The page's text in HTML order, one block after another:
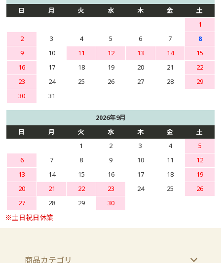
日
月 火 水 木 金
土
1
2
3 4 5 6 7
8
9
10 11 12 13 14
15
16
17 18 19 20 21
22
23
24 25 26 27 28
29
30
31
2026年9月
日
月 火 水 木 金
土
1
2 3 4
5
6
7 8 9 10 11
12
13
14 15 16 17 18
19
20
21 22 23 24 25
26
27
28 29 30
商品カテゴリ